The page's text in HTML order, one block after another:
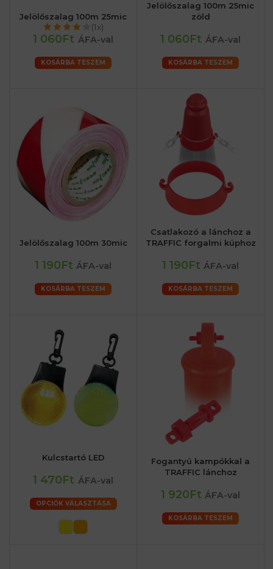
Jelölőszalag 100m 25mic
(1x)
1 060Ft ÁFA-val
KOSÁRBA TESZEM
Jelölőszalag 100m 25mic
zöld
1 060Ft ÁFA-val
KOSÁRBA TESZEM
Jelölőszalag 100m 30mic
1 190Ft ÁFA-val
KOSÁRBA TESZEM
Csatlakozó a lánchoz a
TRAFFIC forgalmi kúphoz
1 190Ft ÁFA-val
KOSÁRBA TESZEM
Kulcstartó LED
1 470Ft ÁFA-val
OPCIÓK VÁLASZTÁSA
Fogantyú kampókkal a
TRAFFIC lánchoz
1 920Ft ÁFA-val
KOSÁRBA TESZEM